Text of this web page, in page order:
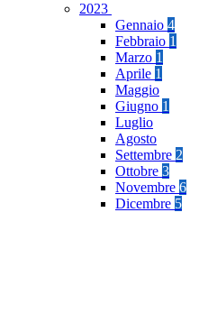
2023
Gennaio 4
Febbraio 1
Marzo 1
Aprile 1
Maggio
Giugno 1
Luglio
Agosto
Settembre 2
Ottobre 3
Novembre 6
Dicembre 5